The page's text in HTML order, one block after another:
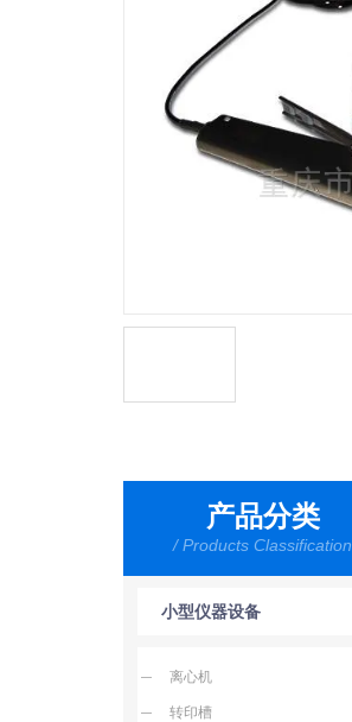
产品分类
/ Products Classification
小型仪器设备
离心机
转印槽